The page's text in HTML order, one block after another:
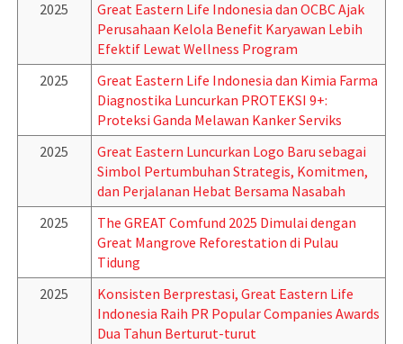
2025
Great Eastern Life Indonesia dan OCBC Ajak
Perusahaan Kelola Benefit Karyawan Lebih
Efektif Lewat Wellness Program
2025
Great Eastern Life Indonesia dan Kimia Farma
Diagnostika Luncurkan PROTEKSI 9+:
Proteksi Ganda Melawan Kanker Serviks
2025
Great Eastern Luncurkan Logo Baru sebagai
Simbol Pertumbuhan Strategis, Komitmen,
dan Perjalanan Hebat Bersama Nasabah
2025
The GREAT Comfund 2025 Dimulai dengan
Great Mangrove Reforestation di Pulau
Tidung
2025
Konsisten Berprestasi, Great Eastern Life
Indonesia Raih PR Popular Companies Awards
Dua Tahun Berturut-turut